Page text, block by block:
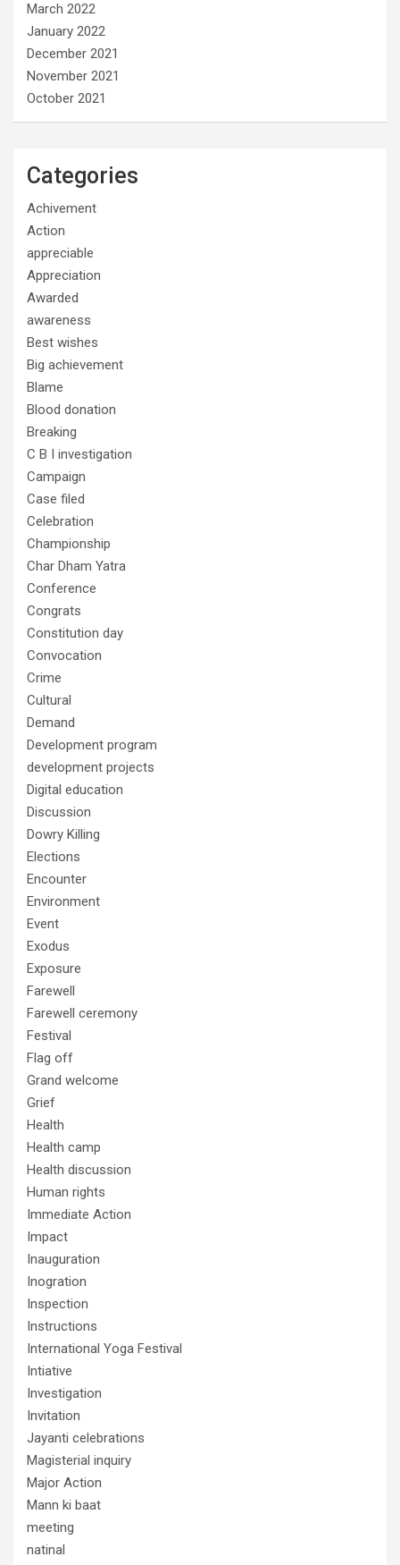
March 2022
January 2022
December 2021
November 2021
October 2021
Categories
Achivement
Action
appreciable
Appreciation
Awarded
awareness
Best wishes
Big achievement
Blame
Blood donation
Breaking
C B I investigation
Campaign
Case filed
Celebration
Championship
Char Dham Yatra
Conference
Congrats
Constitution day
Convocation
Crime
Cultural
Demand
Development program
development projects
Digital education
Discussion
Dowry Killing
Elections
Encounter
Environment
Event
Exodus
Exposure
Farewell
Farewell ceremony
Festival
Flag off
Grand welcome
Grief
Health
Health camp
Health discussion
Human rights
Immediate Action
Impact
Inauguration
Inogration
Inspection
Instructions
International Yoga Festival
Intiative
Investigation
Invitation
Jayanti celebrations
Magisterial inquiry
Major Action
Mann ki baat
meeting
natinal